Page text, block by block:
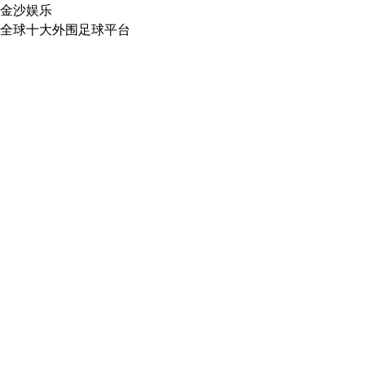
金沙娱乐
全球十大外围足球平台